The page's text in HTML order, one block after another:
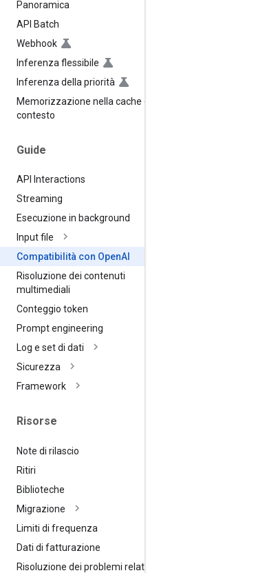
Panoramica
API Batch
Webhook
Inferenza flessibile
Inferenza della priorità
Memorizzazione nella cache del
contesto
Guide
API Interactions
Streaming
Esecuzione in background
Input file
Compatibilità con OpenAI
Risoluzione dei contenuti
multimediali
Conteggio token
Prompt engineering
Log e set di dati
Sicurezza
Framework
Risorse
Note di rilascio
Ritiri
Biblioteche
Migrazione
Limiti di frequenza
Dati di fatturazione
Risoluzione dei problemi relativi